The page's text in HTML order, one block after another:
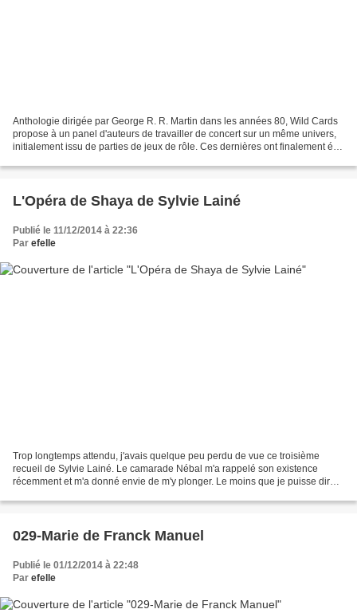
Anthologie dirigée par George R. R. Martin dans les années 80, Wild Cards
propose à un panel d'auteurs de travailler de concert sur un même univers,
initialement issu de parties de jeux de rôle. Ces dernières ont finalement été
L'Opéra de Shaya de Sylvie Lainé
Publié le 11/12/2014 à 22:36
Par efelle
Trop longtemps attendu, j'avais quelque peu perdu de vue ce troisième
recueil de Sylvie Lainé. Le camarade Nébal m'a rappelé son existence
récemment et m'a donné envie de m'y plonger. Le moins que je puisse dire
029-Marie de Franck Manuel
Publié le 01/12/2014 à 22:48
Par efelle